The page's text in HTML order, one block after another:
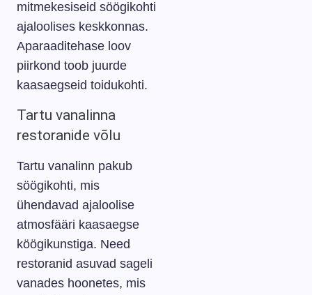
mitmekesiseid söögikohti
ajaloolises keskkonnas.
Aparaaditehase loov
piirkond toob juurde
kaasaegseid toidukohti.
Tartu vanalinna
restoranide võlu
Tartu vanalinn pakub
söögikohti, mis
ühendavad ajaloolise
atmosfääri kaasaegse
köögikunstiga. Need
restoranid asuvad sageli
vanades hoonetes, mis